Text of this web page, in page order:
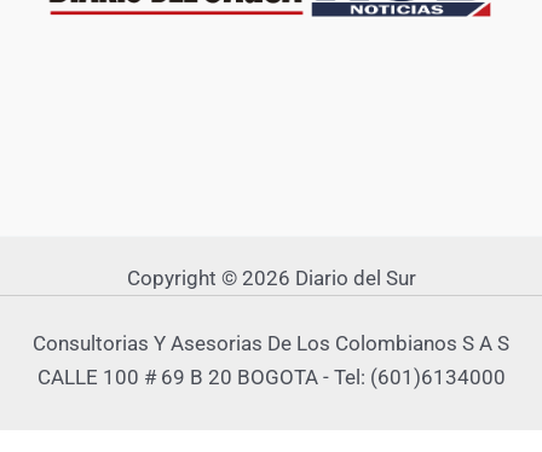
Copyright © 2026 Diario del Sur
Consultorias Y Asesorias De Los Colombianos S A S
CALLE 100 # 69 B 20 BOGOTA - Tel: (601)6134000